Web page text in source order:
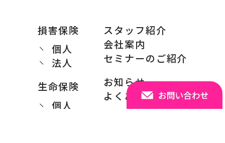
損害保険
個人
法人
生命保険
個人
スタッフ紹介
会社案内
セミナーのご紹介
お知らせ
よくある質問